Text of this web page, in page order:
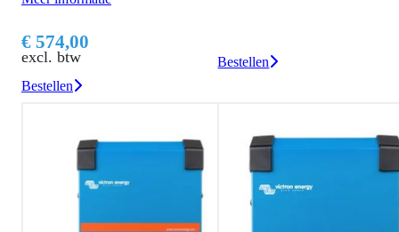
€ 574,00
excl. btw
Bestellen
Bestellen